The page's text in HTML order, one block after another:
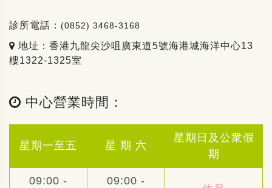
診所電話： (0852) 3468-3168
地址：香港九龍尖沙咀廣東道5號海港城海洋中心13
樓1322-1325室
中心營業時間：
星期一至五 星 期 六
星期日及公衆假
期
09:00 - 09:00 -